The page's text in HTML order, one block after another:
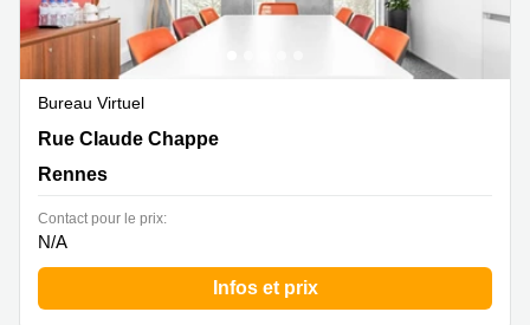
Bureau Virtuel
2 Rue Claude Chappe, Rennes
Rue Claude Chappe
Rennes
Contact pour le prix:
N/A
Infos et prix